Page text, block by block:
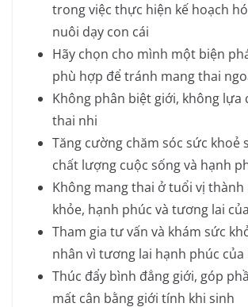
trong việc thực hiện kế hoạch
nuôi dạy con cái
Hãy chọn cho mình một biện
phù hợp để tránh mang thai
Không phân biệt giới, không lựa
thai nhi
Tăng cường chăm sóc sức khoẻ
chất lượng cuộc sống và hạnh
Không mang thai ở tuổi vị thành
khỏe, hạnh phúc và tương lai
Tham gia tư vấn và khám sức
nhân vì tương lai hạnh phúc
Thúc đẩy bình đẳng giới, góp
mất cân bằng giới tính khi sinh